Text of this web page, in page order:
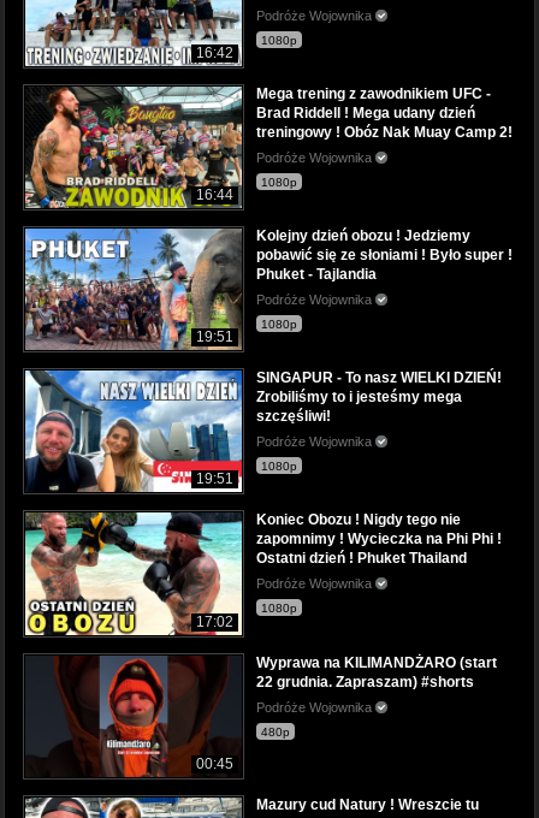
16:42
Podróże Wojownika
1080p
16:44
Mega trening z zawodnikiem UFC -
Brad Riddell ! Mega udany dzień
treningowy ! Obóz Nak Muay Camp 2!
Podróże Wojownika
1080p
19:51
Kolejny dzień obozu ! Jedziemy
pobawić się ze słoniami ! Było super !
Phuket - Tajlandia
Podróże Wojownika
1080p
19:51
SINGAPUR - To nasz WIELKI DZIEŃ!
Zrobiliśmy to i jesteśmy mega
szczęśliwi!
Podróże Wojownika
1080p
17:02
Koniec Obozu ! Nigdy tego nie
zapomnimy ! Wycieczka na Phi Phi !
Ostatni dzień ! Phuket Thailand
Podróże Wojownika
1080p
00:45
Wyprawa na KILIMANDŻARO (start
22 grudnia. Zapraszam) #shorts
Podróże Wojownika
480p
Mazury cud Natury ! Wreszcie tu